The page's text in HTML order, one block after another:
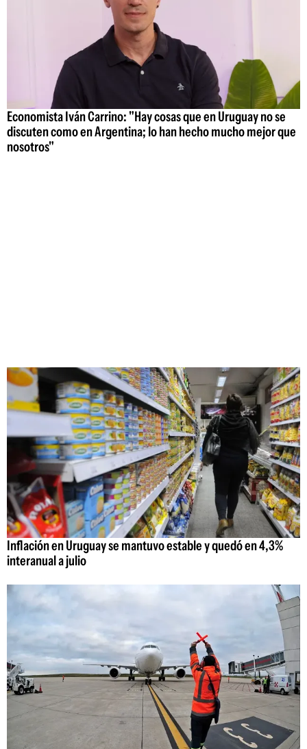
Economista Iván Carrino: "Hay cosas que en Uruguay no se
discuten como en Argentina; lo han hecho mucho mejor que
nosotros"
Inflación en Uruguay se mantuvo estable y quedó en 4,3%
interanual a julio